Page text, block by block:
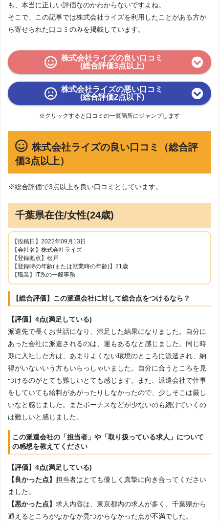
も、本当に正しい評価なのかわからないですよね。
そこで、この記事では株式会社ライズを利用したことがある方か
ら寄せられた口コミのみを掲載しています。
株式会社ライズの良い口コミ
(総合評価3点以上)
株式会社ライズの悪い口コミ
(総合評価2点以下)
※クリックすると口コミの一覧箇所にジャンプします
株式会社ライズの良い口コミ（総合評
価3点以上）
※総合評価で3点以上を良い口コミとしています。
千葉県在住/女性(24歳)
【投稿日】2022年09月13日
【会社名】株式会社ライズ
【登録拠点】松戸
【登録時の年齢(または就業時の年齢)】21歳
【職業】IT系の一般事務
【総合評価】この派遣会社に対して総合点をつけるなら？
【評価】4点(満足している)
派遣先で長くお世話になり、満足した結果になりました。自分に
あった会社に派遣されるのは、運もあるなと感じました。同じ時
期に入社した方は、あまりよくない環境のところに派遣され、納
得がいないいう方もいらっしゃいました。自分に合うところを見
つけるのがとても難しいとても感じます。また、派遣会社で仕事
をしていても給料があがったりしなかったので、少しそこは厳し
いなと感じました。またボーナスなどが少ないのも続けていくの
は難しいと感じました。
この派遣会社の「担当者」や「取り扱っている求人」について
の感想を教えてください
【評価】4点(満足している)
【良かった点】 担当者はとても優しく真摯に向き合ってください
ました。
【悪かった点】 求人内容は、東京都内の求人が多く、千葉県から
通えるところがなかなか見つからなかった点が不満でした。